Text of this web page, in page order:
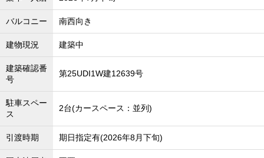
バルコニー 南西向き
建物現況 建築中
建築確認番
号
第25UDI1W建12639号
駐車スペー
ス
2台(カースペース：並列)
引渡時期 期日指定有(2026年8月下旬)